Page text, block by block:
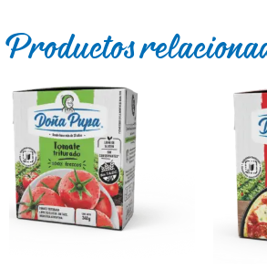
Productos